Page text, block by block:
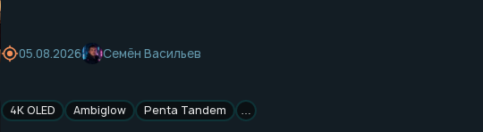
05.08.2026 Семён Васильев
4K OLED Ambiglow Penta Tandem …